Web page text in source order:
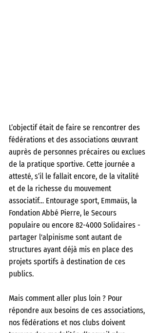
L’objectif était de faire se rencontrer des
fédérations et des associations œuvrant
auprès de personnes précaires ou exclues
de la pratique sportive. Cette journée a
attesté, s’il le fallait encore, de la vitalité
et de la richesse du mouvement
associatif… Entourage sport, Emmaüs, la
Fondation Abbé Pierre, le Secours
populaire ou encore 82-4000 Solidaires -
partager l'alpinisme sont autant de
structures ayant déjà mis en place des
projets sportifs à destination de ces
publics.
Mais comment aller plus loin ? Pour
répondre aux besoins de ces associations,
nos fédérations et nos clubs doivent